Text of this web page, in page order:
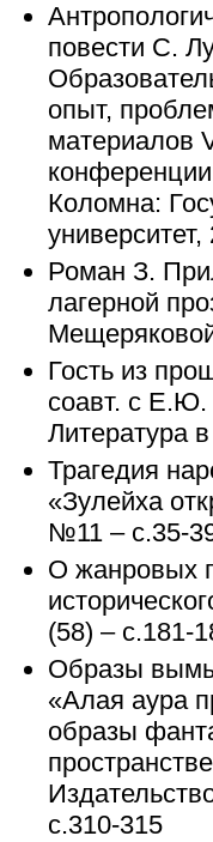
повести С.
опыт,
материалов
Коломна:
Роман З.
лагерной
Гость из
соавт. с
Литература
Трагедия
«Зулейха
№11 – с.35-
О жанровых
(58) – с.181-
Образы
«Алая аура
образы
с.310-315